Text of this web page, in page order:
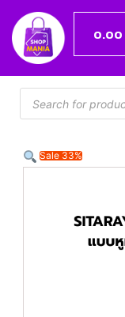
0.00
Sale 33%